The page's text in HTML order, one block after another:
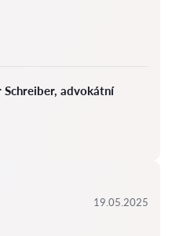
Schreiber, advokátní
19.05.2025